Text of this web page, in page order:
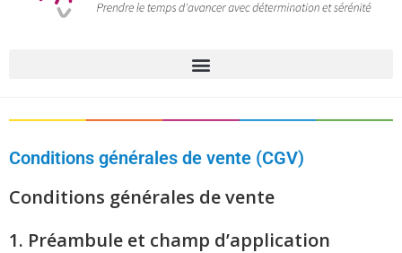
Conditions générales de vente (CGV)
Conditions générales de vente
1. Préambule et champ d’application